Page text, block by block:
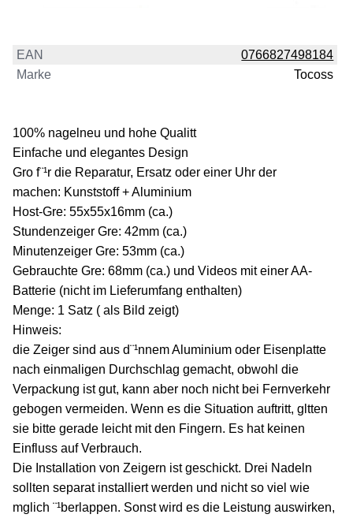
EAN
0766827498184
Marke
Tocoss
100% nagelneu und hohe Qualitt
Einfache und elegantes Design
Gro f¨¹r die Reparatur, Ersatz oder einer Uhr der
machen: Kunststoff + Aluminium
Host-Gre: 55x55x16mm (ca.)
Stundenzeiger Gre: 42mm (ca.)
Minutenzeiger Gre: 53mm (ca.)
Gebrauchte Gre: 68mm (ca.) und Videos mit einer AA-
Batterie (nicht im Lieferumfang enthalten)
Menge: 1 Satz ( als Bild zeigt)
Hinweis:
die Zeiger sind aus d¨¹nnem Aluminium oder Eisenplatte
nach einmaligen Durchschlag gemacht, obwohl die
Verpackung ist gut, kann aber noch nicht bei Fernverkehr
gebogen vermeiden. Wenn es die Situation auftritt, gltten
sie bitte gerade leicht mit den Fingern. Es hat keinen
Einfluss auf Verbrauch.
Die Installation von Zeigern ist geschickt. Drei Nadeln
sollten separat installiert werden und nicht so viel wie
mglich ¨¹berlappen. Sonst wird es die Leistung auswirken,